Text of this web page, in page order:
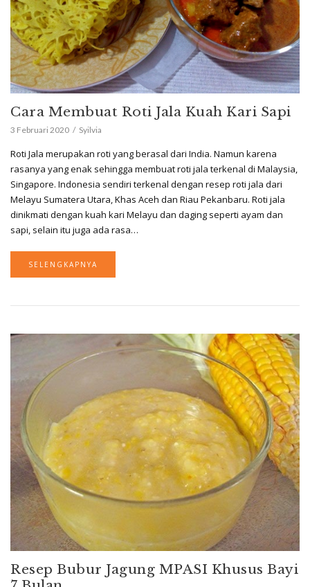
Cara Membuat Roti Jala Kuah Kari Sapi
3 Februari 2020 Syilvia
Roti Jala merupakan roti yang berasal dari India. Namun karena
rasanya yang enak sehingga membuat roti jala terkenal di Malaysia,
Singapore. Indonesia sendiri terkenal dengan resep roti jala dari
Melayu Sumatera Utara, Khas Aceh dan Riau Pekanbaru. Roti jala
dinikmati dengan kuah kari Melayu dan daging seperti ayam dan
sapi, selain itu juga ada rasa…
SELENGKAPNYA
Resep Bubur Jagung MPASI Khusus Bayi